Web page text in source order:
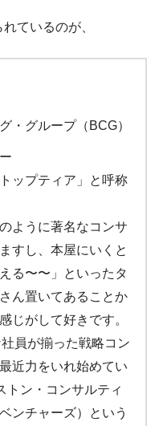
ているのが、
・グループ（BCG）
ップティア」と呼称
ように著名なコンサ
すし、本屋にいくと
る〜〜」といったタ
ん置いてあることか
じがして好きです。
員が揃った戦略コン
近力をいれ始めてい
トン・コンサルティ
ンチャーズ）という